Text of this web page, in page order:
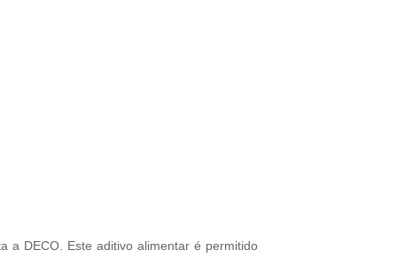
a DECO. Este aditivo alimentar é permitido